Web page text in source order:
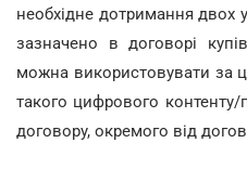
необхідне дотримання
зазначено в договорі
можна використовувати за
такого цифрового
договору, окремого від